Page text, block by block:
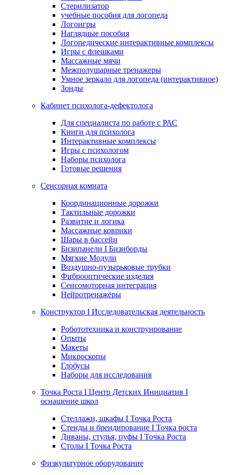
Стерилизатор
учебные пособия для логопеда
Логоигры
Наглядные пособия
Логопедические интерактивные комплексы
Игры с флешками
Массажные мячи
Межполушарные тренажеры
Умное зеркало для логопеда (интерактивное)
Зонды
Кабинет психолога-дефектолога
Для специалиста по работе с РАС
Книги для психолога
Интерактивные комплексы
Игры с психологом
Наборы психолога
Готовые решения
Сенсорная комната
Координационные дорожки
Тактильные дорожки
Развитие и логика
Массажные коврики
Шары в бассейн
Бизипанели I Бизиборды
Мягкие Модули
Воздушно-пузырьковые трубки
Фиброоптические изделия
Сенсомоторная интеграция
Нейротренажёры
Конструктор I Исследовательская деятельность
Робототехника и конструирование
Опыты
Макеты
Микроскопы
Глобусы
Наборы для исследования
Точка Роста I Центр Детских Инициатив I
оснащение школ
Стеллажи, шкафы I Точка Роста
Стенды и брендирование I Точка роста
Диваны, стулья, пуфы I Точка Роста
Столы I Точка Роста
Физкультурное оборудование